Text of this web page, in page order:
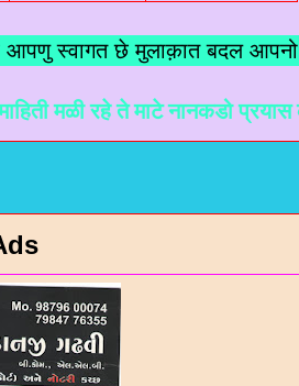
स्वागत छे मुलाक़ात बदल आपनो
रहे ते माटे नानकडो प्रयास करेल छे.